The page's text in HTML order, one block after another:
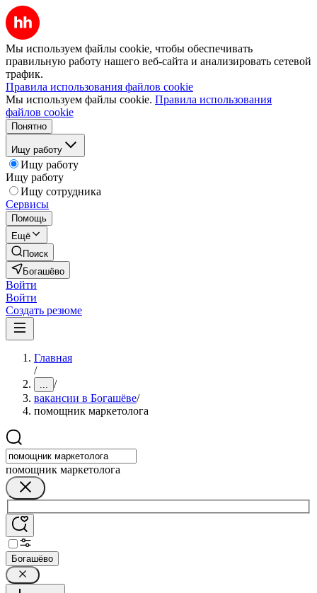
Мы используем файлы cookie, чтобы обеспечивать
правильную работу нашего веб-сайта и анализировать сетевой
трафик.
Правила использования файлов cookie
Мы используем файлы cookie. Правила использования
файлов cookie
Понятно
Ищу работу
Ищу работу
Ищу работу
Ищу сотрудника
Сервисы
Помощь
Ещё
Поиск
Богашёво
Войти
Войти
Создать резюме
Главная
/
... /
вакансии в Богашёве/
помощник маркетолога
помощник маркетолога
Богашёво